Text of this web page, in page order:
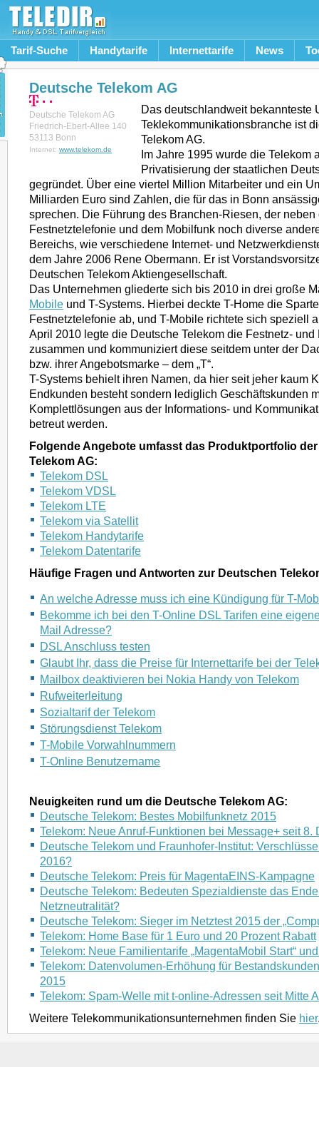
Tarif-Suche Handytarife Internettarife News
Deutsche Telekom AG
Deutsche Telekom AG
Friedrich-Ebert-Allee 140
53113 Bonn
Internet: www.telekom.de
Das deutschlandweit bekannteste
Teklekommunikationsbranche ist
Telekom AG.
Im Jahre 1995 wurde die Telekom
Privatisierung der staatlichen
gegründet. Über eine viertel Million Mitarbeiter und ein
Milliarden Euro sind Zahlen, die für das in Bonn
sprechen. Die Führung des Branchen-Riesen, der neben
Festnetztelefonie und dem Mobilfunk noch diverse
Bereichs, wie verschiedene Internet- und
dem Jahre 2006 Rene Obermann. Er ist
Deutschen Telekom Aktiengesellschaft.
Das Unternehmen gliederte sich bis 2010 in drei große
Mobile und T-Systems. Hierbei deckte T-Home die
Festnetztelefonie ab, und T-Mobile richtete sich speziell
April 2010 legte die Deutsche Telekom die Festnetz- und
zusammen und kommuniziert diese seitdem unter der
bzw. ihrer Angebotsmarke – dem „T“.
T-Systems behielt ihren Namen, da hier seit jeher kaum
Endkunden besteht sondern lediglich Geschäftskunden
Komplettlösungen aus der Informations- und
betreut werden.
Folgende Angebote umfasst das Produktportfolio
Telekom AG:
Telekom DSL
Telekom VDSL
Telekom LTE
Telekom via Satellit
Telekom Handytarife
Telekom Datentarife
Häufige Fragen und Antworten zur Deutschen
An welche Adresse muss ich eine Kündigung für T-
Bekomme ich bei den T-Online DSL Tarifen eine
Mail Adresse?
DSL Anschluss testen
Glaubt Ihr, dass die Preise für Internettarife bei der
Mailbox deaktivieren bei Nokia Handy von Telekom
Rufweiterleitung
Sozialtarif der Telekom
Störungsdienst Telekom
T-Mobile Vorwahlnummern
T-Online Benutzername
Neuigkeiten rund um die Deutsche Telekom AG:
Deutsche Telekom: Bestes Mobilfunknetz 2015
Telekom: Neue Anruf-Funktionen bei Message+ seit 8.
Deutsche Telekom und Fraunhofer-Institut:
2016?
Deutsche Telekom: Preis für MagentaEINS-Kampagne
Deutsche Telekom: Bedeuten Spezialdienste das
Netzneutralität?
Deutsche Telekom: Sieger im Netztest 2015 der
Telekom: Home Base für 1 Euro und 20 Prozent Rabatt
Telekom: Neue Familientarife „MagentaMobil Start“
Telekom: Datenvolumen-Erhöhung für
2015
Telekom: Spam-Welle mit t-online-Adressen seit Mitte
Weitere Telekommunikationsunternehmen finden Sie hier